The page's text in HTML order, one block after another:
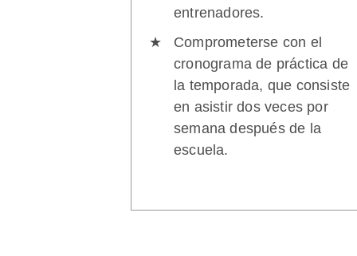
entrenadores.
Comprometerse con el
cronograma de práctica de
la temporada, que consiste
en asistir dos veces por
semana después de la
escuela.